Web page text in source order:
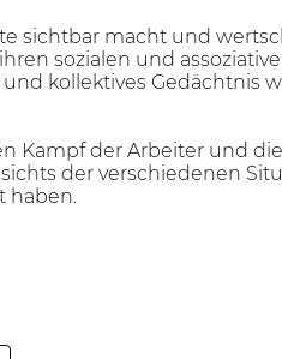
sichtbar macht und
sozialen und
kollektives Gedächtnis
Kampf der Arbeiter und die
der verschiedenen
haben.